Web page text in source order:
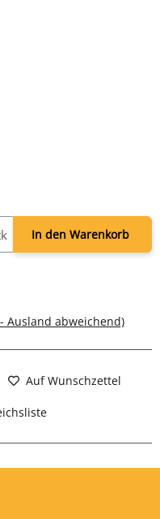
einsatzbereit
In den Warenkorb
Ausland abweichend)
Auf Wunschzettel